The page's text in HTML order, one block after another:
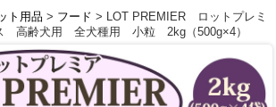
ト用品 > フード > LOT PREMIER ロットプレミ
高齢犬用 全犬種用 小粒 2kg（500g×4）